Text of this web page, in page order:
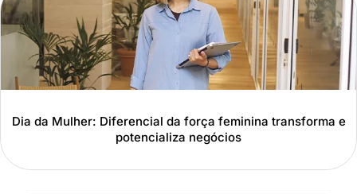
Dia da Mulher: Diferencial da força feminina transforma e
potencializa negócios